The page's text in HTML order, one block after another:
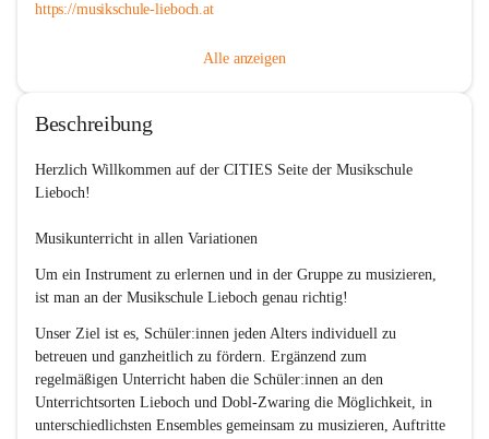
https://musikschule-lieboch.at
Alle anzeigen
Beschreibung
Herzlich Willkommen auf der CITIES Seite der Musikschule
Lieboch!
Musikunterricht in allen Variationen
Um ein Instrument zu erlernen und in der Gruppe zu musizieren,
ist man an der Musikschule Lieboch genau richtig!
Unser Ziel ist es, Schüler:innen jeden Alters individuell zu
betreuen und ganzheitlich zu fördern. Ergänzend zum
regelmäßigen Unterricht haben die Schüler:innen an den
Unterrichtsorten Lieboch und Dobl-Zwaring die Möglichkeit, in
unterschiedlichsten Ensembles gemeinsam zu musizieren, Auftritte